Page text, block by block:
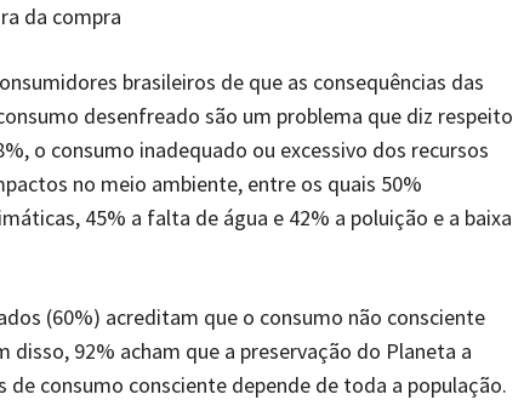
da compra
brasileiros de que as consequências das
desenfreado são um problema que diz respeito
o consumo inadequado ou excessivo dos recursos
no meio ambiente, entre os quais 50%
45% a falta de água e 42% a poluição e a baixa
(60%) acreditam que o consumo não consciente
disso, 92% acham que a preservação do Planeta a
consumo consciente depende de toda a população.